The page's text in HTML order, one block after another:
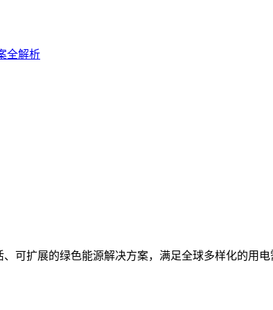
全解析
可扩展的绿色能源解决方案，满足全球多样化的用电